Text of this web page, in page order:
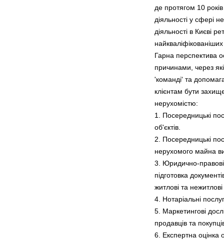
де протягом 10
діяльності у сфері
діяльності в Києві
Гарна перспектива
причинами, через
'команді' та
клієнтам бути
нерухомістю:
1. Посередницькі
об'єктів.
2. Посередницькі
нерухомого майна
3. Юридично-правові
підготовка
житлові та
4. Нотаріальні
5. Маркетингові
продавців та
6. Експертна оцінка